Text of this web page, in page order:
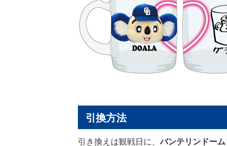
引換方法
引き換えは観戦日に、バンテリンドー